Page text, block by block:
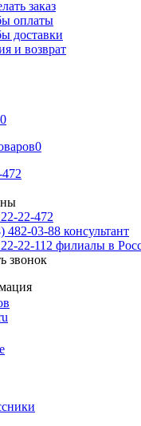
заказ
оплаты
доставки
и возврат
0
0
22-472
482-03-88 консультант
22-112 филиалы в
звонок